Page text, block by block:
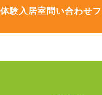
体験入居室問い合わせ